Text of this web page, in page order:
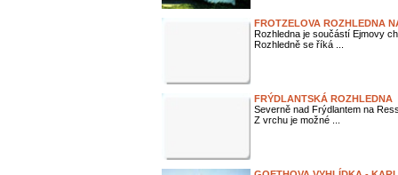
FROTZELOVA ROZHLEDNA
Rozhledna je součástí Ejmovy
Rozhledně se říká ...
FRÝDLANTSKÁ ROZHLEDNA
Severně nad Frýdlantem na
Z vrchu je možné ...